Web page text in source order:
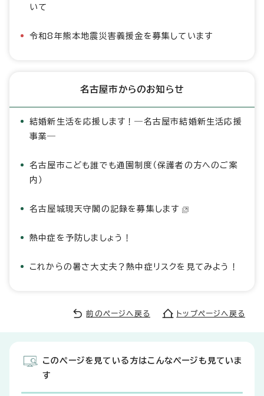
いて
令和8年熊本地震災害義援金を募集しています
名古屋市からのお知らせ
結婚新生活を応援します！―名古屋市結婚新生活応援
事業―
名古屋市こども誰でも通園制度（保護者の方へのご案
内）
名古屋城現天守閣の記録を募集します
熱中症を予防しましょう！
これからの暑さ大丈夫？熱中症リスクを見てみよう！
前のページへ戻る トップページへ戻る
このページを見ている方はこんなページも見ていま
す